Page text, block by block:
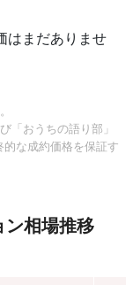
はまだありませ
「おうちの語り部」
な成約価格を保証す
ン相場推移